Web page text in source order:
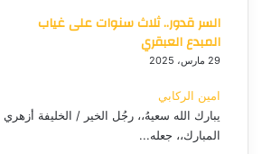
السر قدور.. ثلاث سنوات على غياب
المبدع العبقري
29 مارس، 2025
امين الركابي
يبارك الله سعيهُ،، رجُل الخير / الخليفة أزهري
المبارك،، جعله...